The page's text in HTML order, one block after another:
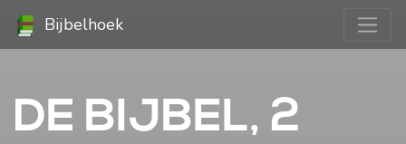
Bijbelhoek
DE BIJBEL, 2